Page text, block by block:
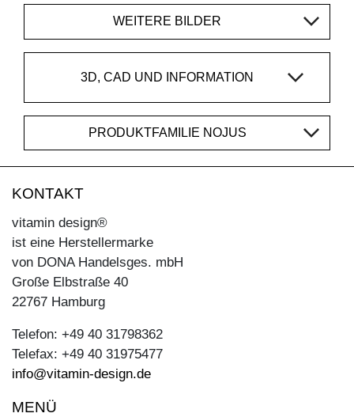
WEITERE BILDER
3D, CAD UND INFORMATION
PRODUKTFAMILIE NOJUS
KONTAKT
vitamin design®
ist eine Herstellermarke
von DONA Handelsges. mbH
Große Elbstraße 40
22767 Hamburg
Telefon: +49 40 31798362
Telefax: +49 40 31975477
info@vitamin-design.de
MENÜ